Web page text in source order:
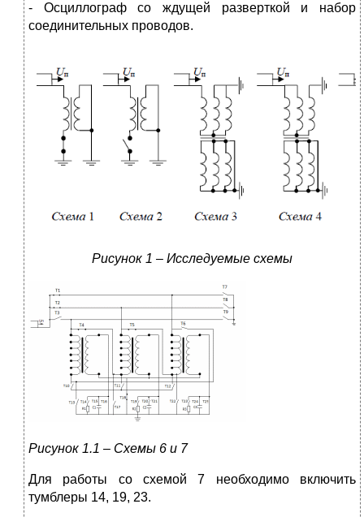
- Осциллограф со ждущей разверткой и набор
соединительных проводов.
Рисунок 1 – Исследуемые схемы
Рисунок 1.1 – Схемы 6 и 7
Для работы со схемой 7 необходимо включить
тумблеры 14, 19, 23.